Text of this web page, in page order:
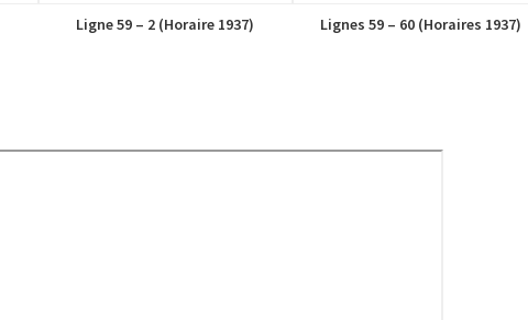
Ligne 59 – 2 (Horaire 1937) Lignes 59 – 60 (Horaires 1937)